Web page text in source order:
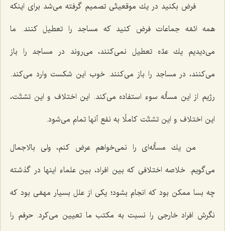
فرض بكنید در یك موقعیتّی تصمیم گرفته می‌شد برای اینكه
همه ائمّه جماعات فرض كنید كه مساجد را تعطیل كنند. ما
می‌دیدیم یك عدّه تعطیل نمی‌كنند، می‌روند در مساجد را باز
می‌كنند، در مساجد را باز می‌كنند. خوب این شكست وارد می‌كند.
رژیم از این مسأله سوء استفاده می‌كند. این اختلاف و این تشتّت،
این اختلاف و این تشتّت كاملًا به نفع آنها تمام می‌شود.
من یك مسأله‌ای را نمی‌خواهم عرض كنم، ولی بالاجمال
می‌گویم. خلاصه اختلافی كه بین افراد، بین علماء اینها در گذشته
چه بسا ممكن بود كه انجام بشود؛ یكی از علل بسیار مهمّی بود كه
نگرش افراد خارجی را نسبت به مكتب ما تعیین می‌كرد. حرفم را